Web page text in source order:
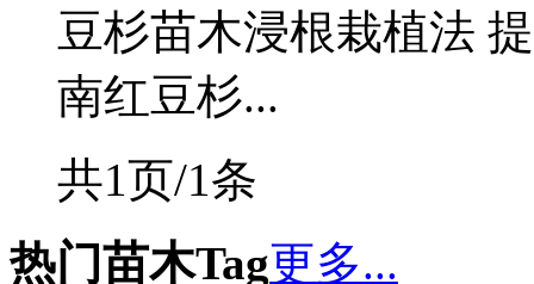
豆杉苗木浸根栽植法
南红豆杉...
共1页/1条
热门苗木Tag更多...